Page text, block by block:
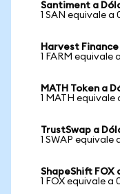
Santiment a
1 SAN equivale a
Harvest
1 FARM equivale
MATH Token a
1 MATH equivale
TrustSwap a
1 SWAP equivale
ShapeShift FOX
1 FOX equivale a